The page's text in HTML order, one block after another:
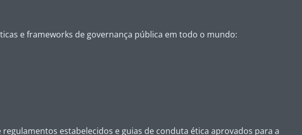
e frameworks de governança pública em todo o mundo:
estabelecidos e guias de conduta ética aprovados para a